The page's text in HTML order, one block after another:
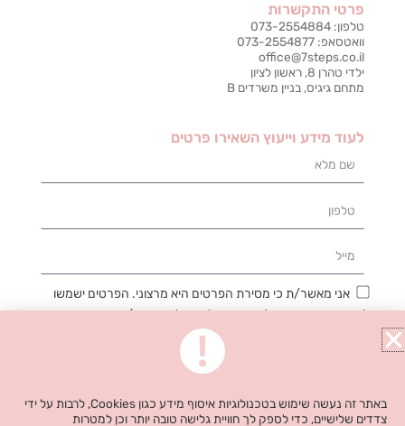
פרטי התקשרות
טלפון: 073-2554884
וואטסאפ: 073-2554877
office@7steps.co.il
ילדי טהרן 8, ראשון לציון
מתחם גיגיס, בניין משרדים B
לעוד מידע וייעוץ השאירו פרטים
אני מאשר/ת כי מסירת הפרטים היא מרצוני. הפרטים ישמשו
ליצירת קשר ומענה לפנייה, ניהול וטיפול בבקשה/רישום, מתן
השירות והתמיכה המבוקשים, דיוור ישיר, תפעול האתר וניתוח
סטטיסטי פנימי. אני מודע/ת כי אוכל לבטל את הרישום שלי בכל עת
ושעל מסירת הפרטים שלי והשימוש בהם תחול
האתר.
באתר זה נעשה שימוש בטכנולוגיות איסוף מידע כגון Cookies, לרבות על ידי
צדדים שלישיים, כדי לספק לך חוויית גלישה טובה יותר וכן למטרות